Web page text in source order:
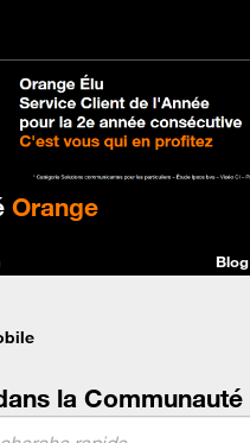
Orange
Blog
la Communauté